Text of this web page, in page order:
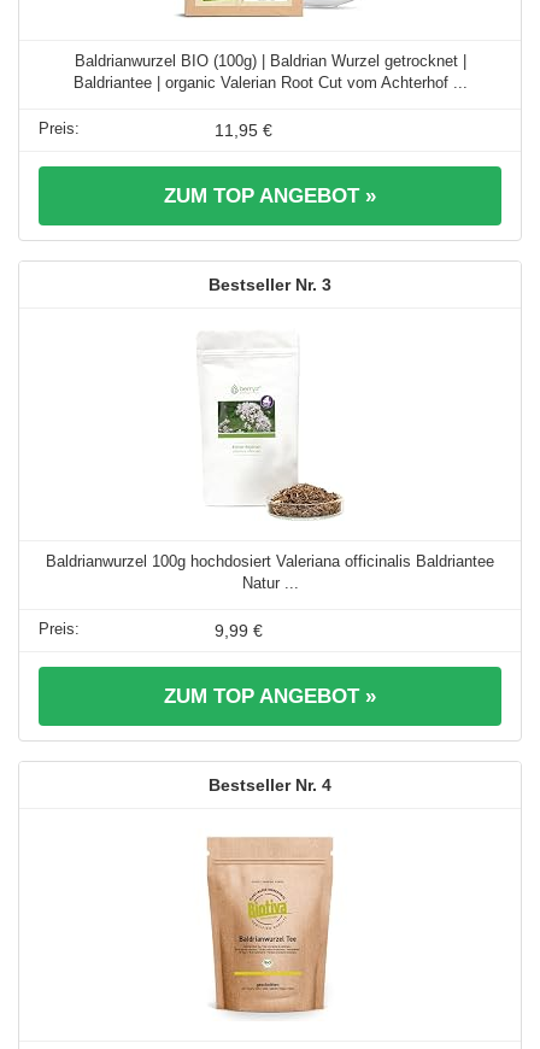
Baldrianwurzel BIO (100g) | Baldrian Wurzel getrocknet |
Baldriantee | organic Valerian Root Cut vom Achterhof ...
11,95 €
ZUM TOP ANGEBOT »
3
Baldrianwurzel 100g hochdosiert Valeriana officinalis Baldriantee
Natur ...
9,99 €
ZUM TOP ANGEBOT »
4